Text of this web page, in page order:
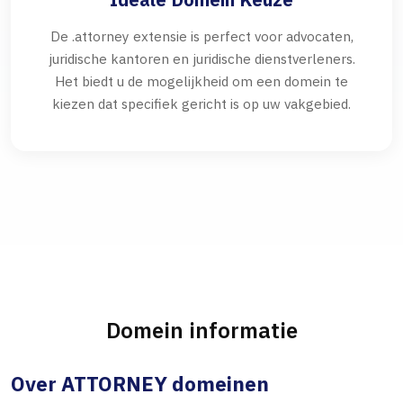
De .attorney extensie is perfect voor advocaten,
juridische kantoren en juridische dienstverleners.
Het biedt u de mogelijkheid om een domein te
kiezen dat specifiek gericht is op uw vakgebied.
Domein informatie
Over ATTORNEY domeinen